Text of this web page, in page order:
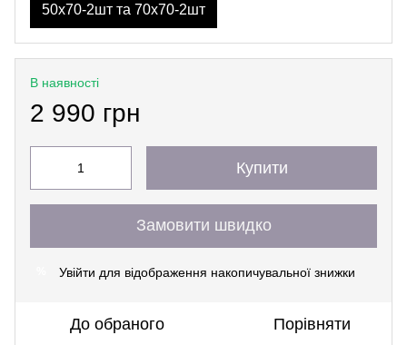
50х70-2шт та 70х70-2шт
В наявності
2 990 грн
Купити
Замовити швидко
Увійти для відображення накопичувальної знижки
До обраного Порівняти